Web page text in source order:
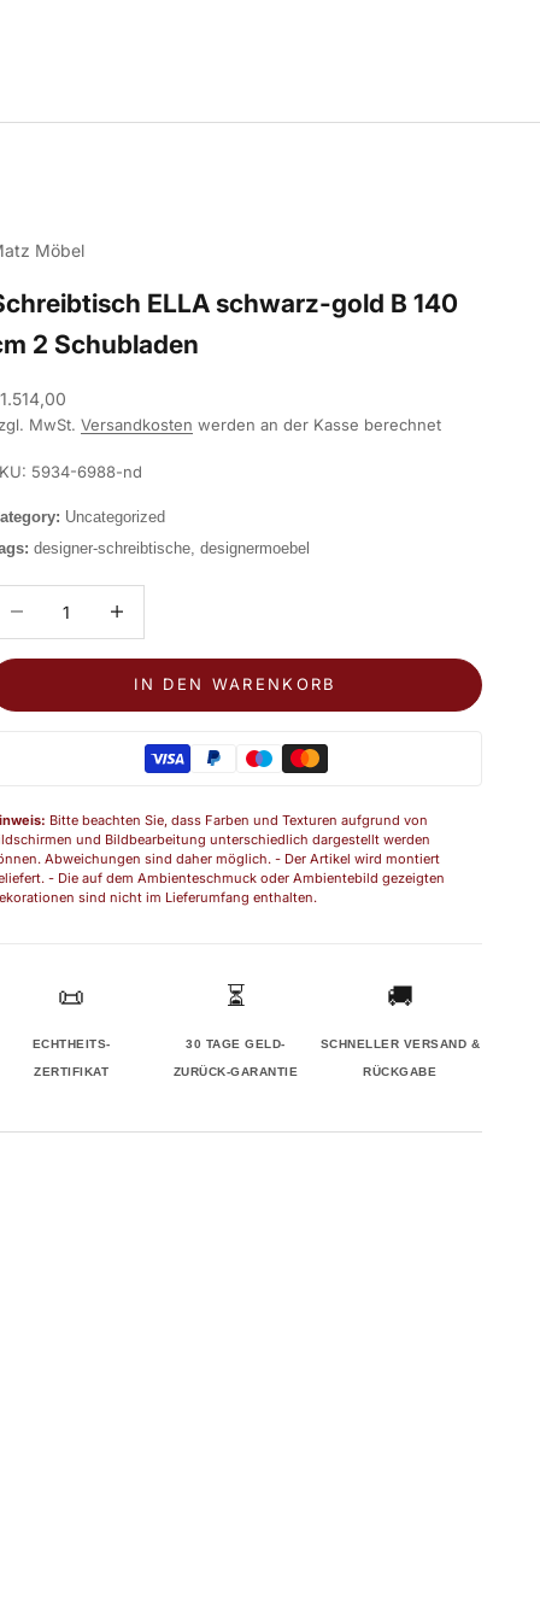
Möbel
ELLA schwarz-gold B 140
2 Schubladen
MwSt.Versandkosten werden an der Kasse berechnet
5934-6988-nd
Uncategorized
designer-schreibtische, designermoebel
IN DEN WARENKORB
Bitte beachten Sie, dass Farben und Texturen aufgrund von
und Bildbearbeitung unterschiedlich dargestellt werden
Abweichungen sind daher möglich. - Der Artikel wird montiert
- Die auf dem Ambienteschmuck oder Ambientebild gezeigten
sind nicht im Lieferumfang enthalten.
📜
ECHTHEITS-
ZERTIFIKAT
⏳
30 TAGE GELD-
ZURÜCK-GARANTIE
🚚
SCHNELLER VERSAND &
RÜCKGABE